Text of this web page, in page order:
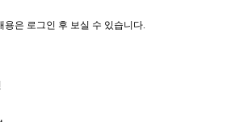
부전
은 로그인 후 보실 수 있습니다.